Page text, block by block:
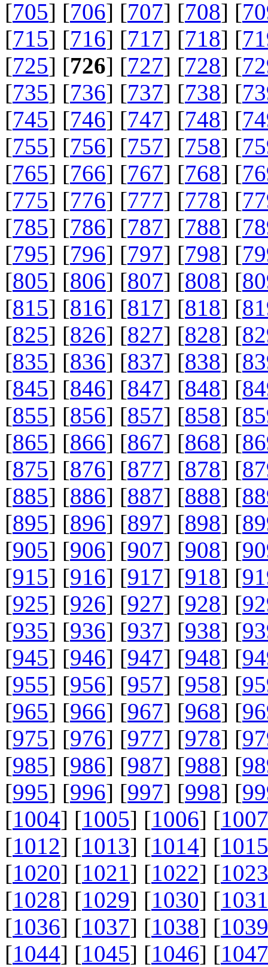
[705] [706] [707] [708] [
[715] [716] [717] [718] [
[725] [726] [727] [728] [
[735] [736] [737] [738] [
[745] [746] [747] [748] [
[755] [756] [757] [758] [
[765] [766] [767] [768] [
[775] [776] [777] [778] [
[785] [786] [787] [788] [
[795] [796] [797] [798] [
[805] [806] [807] [808] [
[815] [816] [817] [818] [
[825] [826] [827] [828] [
[835] [836] [837] [838] [
[845] [846] [847] [848] [
[855] [856] [857] [858] [
[865] [866] [867] [868] [
[875] [876] [877] [878] [
[885] [886] [887] [888] [
[895] [896] [897] [898] [
[905] [906] [907] [908] [
[915] [916] [917] [918] [
[925] [926] [927] [928] [
[935] [936] [937] [938] [
[945] [946] [947] [948] [
[955] [956] [957] [958] [
[965] [966] [967] [968] [
[975] [976] [977] [978] [
[985] [986] [987] [988] [
[995] [996] [997] [998] [
[1004] [1005] [1006] [1007
[1012] [1013] [1014] [1015
[1020] [1021] [1022] [1023
[1028] [1029] [1030] [1031
[1036] [1037] [1038] [1039
[1044] [1045] [1046] [1047